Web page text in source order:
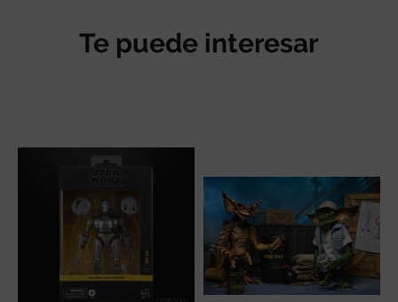
Te puede interesar